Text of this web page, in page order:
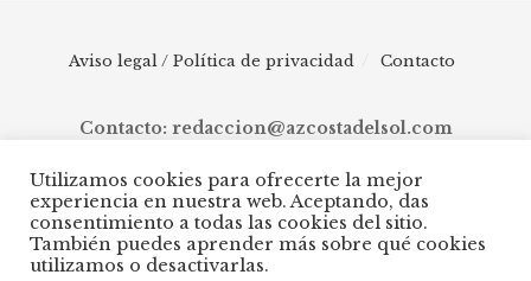
Aviso legal / Política de privacidad Contacto
Contacto: redaccion@azcostadelsol.com
© 2025 AZ Costa del Sol - Diario digital de Málaga capital hasta
Manilva, pasando por Torremolinos, Benalmádena, Fuengirola,
Mijas, Ojén, Marbella, Istán, Benahavís, Estepona y Casares.
Utilizamos cookies para ofrecerte la mejor
experiencia en nuestra web. Aceptando, das
consentimiento a todas las cookies del sitio.
También puedes aprender más sobre qué cookies
utilizamos o desactivarlas.